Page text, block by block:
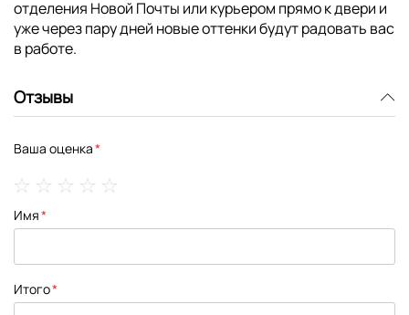
отделения Новой Почты или курьером прямо к двери и
уже через пару дней новые оттенки будут радовать вас
в работе.
Отзывы
Ваша оценка
star
stars
stars
stars
stars
Имя
Итого